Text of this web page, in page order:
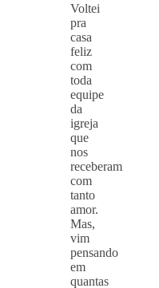
Voltei
pra
casa
feliz
com
toda
equipe
da
igreja
que
nos
receberam
com
tanto
amor.
Mas,
vim
pensando
em
quantas